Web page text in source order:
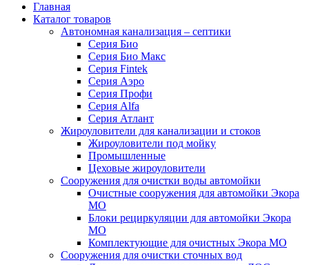
Главная
Каталог товаров
Автономная канализация – септики
Серия Био
Серия Био Макс
Серия Fintek
Серия Аэро
Серия Профи
Серия Alfa
Серия Атлант
Жироуловители для канализации и стоков
Жироуловители под мойку
Промышленные
Цеховые жироуловители
Сооружения для очистки воды автомойки
Очистные сооружения для автомойки Экора
МО
Блоки рециркуляции для автомойки Экора
МО
Комплектующие для очистных Экора МО
Сооружения для очистки сточных вод